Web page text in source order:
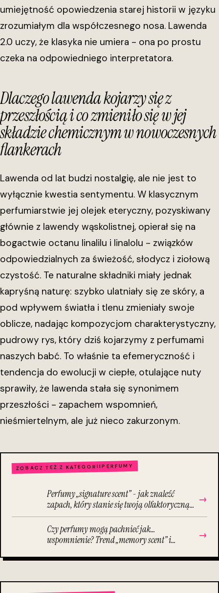
umiejętność opowiedzenia starej historii w języku
zrozumiałym dla współczesnego nosa. Lawenda
2.0 uczy, że klasyka nie umiera - ona po prostu
czeka na odpowiedniego interpretatora.
Dlaczego lawenda kojarzy się z
przeszłością i co zmieniło się w jej
składzie chemicznym w nowoczesnych
flankerach
Lawenda od lat budzi nostalgię, ale nie jest to
wyłącznie kwestia sentymentu. W klasycznym
perfumiarstwie jej olejek eteryczny, pozyskiwany
głównie z lawendy wąskolistnej, opierał się na
bogactwie octanu linalilu i linalolu - związków
odpowiedzialnych za świeżość, słodycz i ziołową
czystość. Te naturalne składniki miały jednak
kapryśną naturę: szybko ulatniały się ze skóry, a
pod wpływem światła i tlenu zmieniały swoje
oblicze, nadając kompozycjom charakterystyczny,
pudrowy rys, który dziś kojarzymy z perfumami
naszych babć. To właśnie ta efemeryczność i
tendencja do ewolucji w ciepłe, otulające nuty
sprawiły, że lawenda stała się synonimem
przeszłości - zapachem wspomnień,
nieśmiertelnym, ale już nieco zakurzonym.
ZOBACZ TEŻ Z KATEGORIIPERFUMY
Perfumy „signature scent” - jak znaleźć
zapach, który stanie się twoją olfaktoryczną
wizytówką i nie zleje się z innymi?
→
Czy perfumy mogą pachnieć jak…
wspomnienie? Trend „memory scent” i
fotografią, miejscem i emocjami
→